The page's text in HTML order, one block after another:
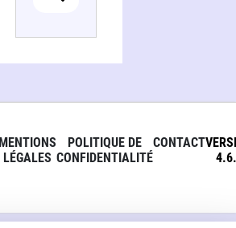
MENTIONS
LÉGALES
POLITIQUE DE
CONFIDENTIALITÉ
CONTACT